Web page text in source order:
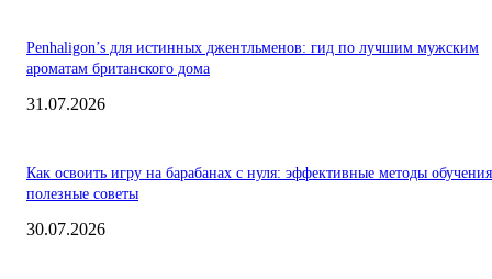
Penhaligon’s для истинных джентльменов: гид по лучшим мужским
ароматам британского дома
31.07.2026
Как освоить игру на барабанах с нуля: эффективные методы
полезные советы
30.07.2026